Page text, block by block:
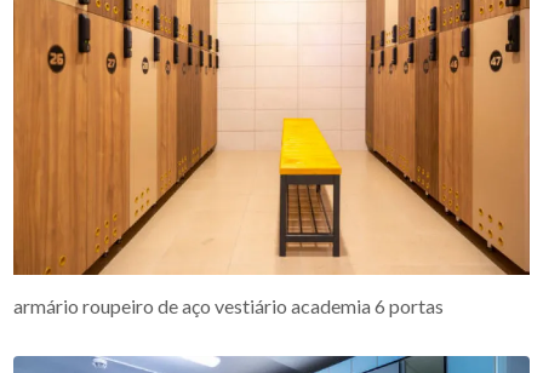
armário roupeiro de aço vestiário academia 6 portas